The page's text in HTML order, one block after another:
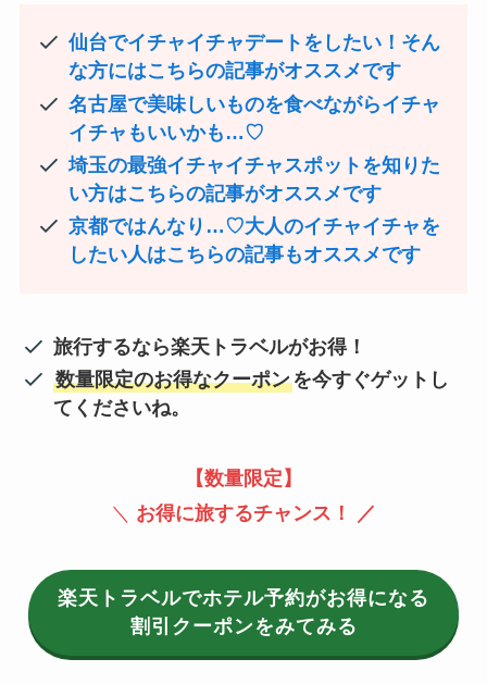
仙台でイチャイチャデートをしたい！そん
な方にはこちらの記事がオススメです
名古屋で美味しいものを食べながらイチャ
イチャもいいかも…♡
埼玉の最強イチャイチャスポットを知りた
い方はこちらの記事がオススメです
京都ではんなり…♡大人のイチャイチャを
したい人はこちらの記事もオススメです
旅行するなら楽天トラベルがお得！
数量限定のお得なクーポンを今すぐゲットし
てくださいね。
【数量限定】
＼ お得に旅するチャンス！ ／
楽天トラベルでホテル予約がお得になる
割引クーポンをみてみる